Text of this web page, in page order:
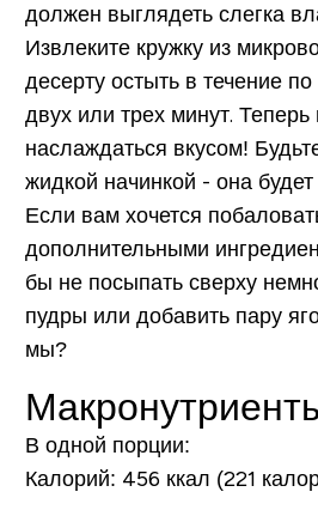
должен выглядеть слегка
Извлеките кружку из
десерту остыть в течение
двух или трех минут.
наслаждаться вкусом!
жидкой начинкой - она будет
Если вам хочется
дополнительными
бы не посыпать сверху
пудры или добавить пару
мы?
В одной порции:
Калорий: 456 ккал (221